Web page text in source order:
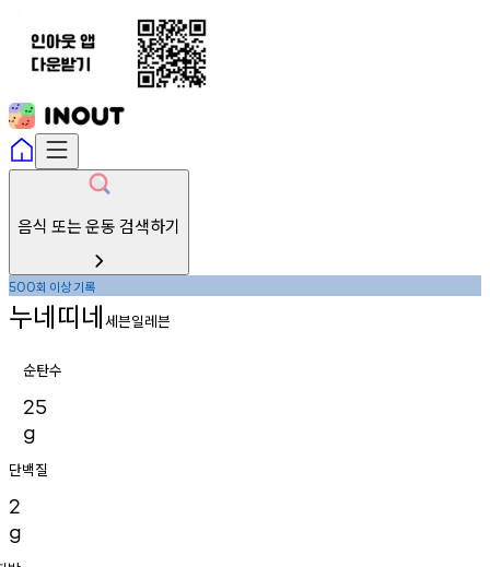
음식 또는 운동 검색하기
500회 이상기록
누네띠네세븐일레븐
순탄수
25
g
단백질
2
g